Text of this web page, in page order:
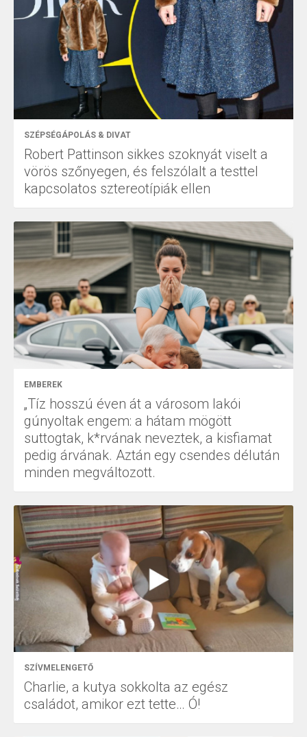
SZÉPSÉGÁPOLÁS & DIVAT
Robert Pattinson sikkes szoknyát viselt a
vörös szőnyegen, és felszólalt a testtel
kapcsolatos sztereotípiák ellen
EMBEREK
„Tíz hosszú éven át a városom lakói
gúnyoltak engem: a hátam mögött
suttogtak, k*rvának neveztek, a kisfiamat
pedig árvának. Aztán egy csendes délután
minden megváltozott.
SZÍVMELENGETŐ
Charlie, a kutya sokkolta az egész
családot, amikor ezt tette… Ó!